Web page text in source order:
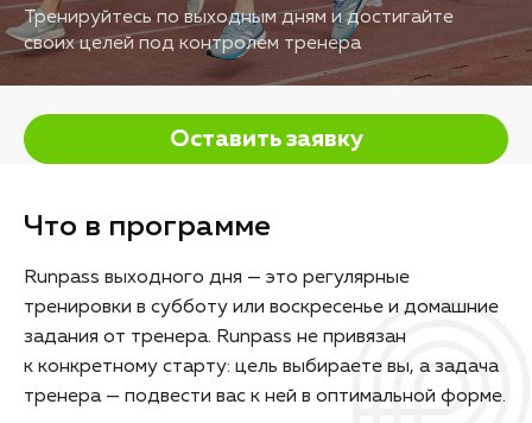
Тренируйтесь по выходным дням и достигайте
своих целей под контролем тренера
Оставить заявку
Что в программе
Runpass выходного дня — это регулярные
тренировки в субботу или воскресенье и домашние
задания от тренера. Runpass не привязан
к конкретному старту: цель выбираете вы, а задача
тренера — подвести вас к ней в оптимальной форме.